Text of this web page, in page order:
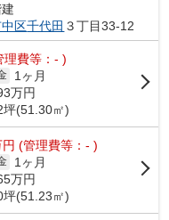
区千代田 ３丁目33-12
理費等：- )
1ヶ月
万円
坪(51.30㎡)
円 (管理費等：- )
1ヶ月
万円
坪(51.23㎡)